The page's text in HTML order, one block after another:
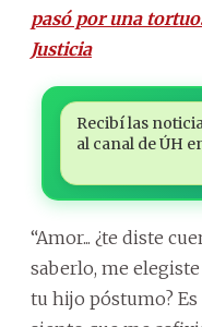
pasó por una
Justicia
Recibí las
al canal de ÚH
“Amor... ¿te diste
saberlo, me
tu hijo póstumo? Es